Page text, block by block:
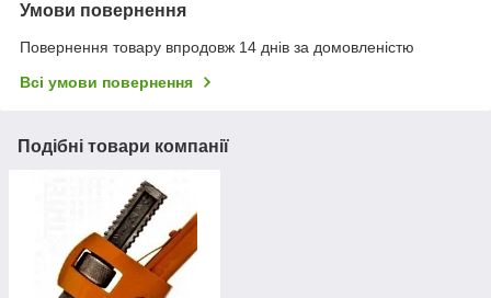
Умови повернення
Повернення товару впродовж 14 днів за домовленістю
Всі умови повернення
Подібні товари компанії